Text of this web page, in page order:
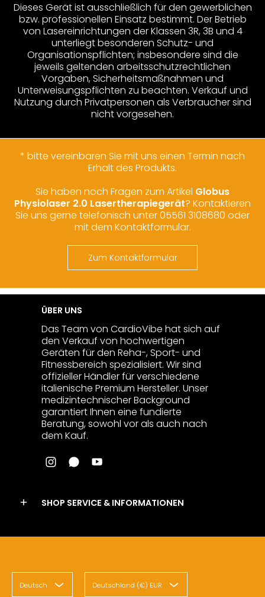
Dieses Gerät ist ausschließlich für den gewerblichen
bzw. professionellen Einsatz bestimmt. Der Betrieb
von Lasereinrichtungen der Klassen 3R, 3B und 4
unterliegt besonderen Schutz- und
Organisationspflichten; insbesondere sind die
jeweils geltenden arbeitsschutzrechtlichen
Vorgaben, Sicherheitsmaßnahmen und
Unterweisungspflichten zu beachten. Verkauf und
Nutzung durch Privatpersonen als Verbraucher sind
nicht vorgesehen.
* bitte vereinbaren Sie mit uns einen Termin nach
Erhalt des Produkts.
Sie haben noch Fragen zum Artikel Globus
Physiolaser 2.0 Lasertherapiegerät? Kontaktieren
Sie uns gerne telefonisch unter 05561 3108680 oder
mit dem Kontaktformular.
Zum Kontaktformular
ÜBER UNS
Das Team von CardioVibe hat sich auf
den Verkauf von hochwertigen
Geräten für den Reha-, Sport- und
Fitnessbereich spezialisiert. Wir sind
offizieller Händler für verschiedene
italienische Premium Hersteller. Unser
medizintechnischer Background
garantiert Ihnen eine fundierte
Beratung, sowohl vor als auch nach
dem Kauf.
SHOP SERVICE & INFORMATIONEN
Deutsch Deutschland (€) EUR